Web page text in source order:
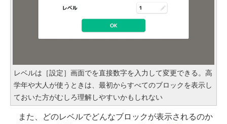
レベルは［設定］画面でを直接数字を入力して変更できる。高
学年や大人が使うときは、最初からすべてのブロックを表示し
ておいた方がむしろ理解しやすいかもしれない
また、どのレベルでどんなブロックが表示されるのか